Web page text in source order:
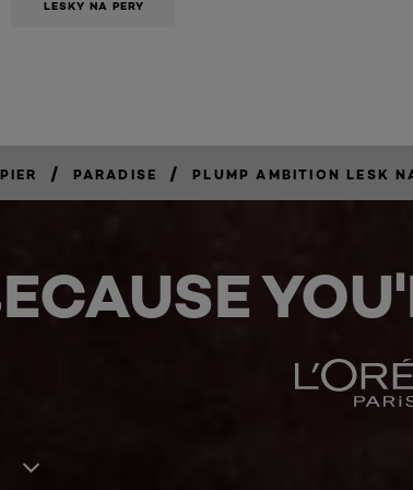
LESKY NA PERY
/ PARADISE / PLUMP AMBITION LESK